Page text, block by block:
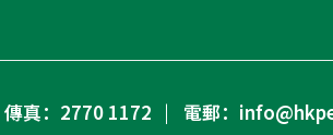
傳真：2770 1172 電郵：